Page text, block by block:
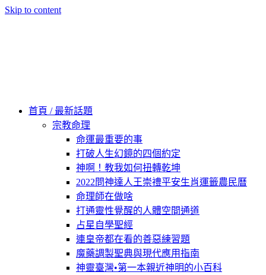
Skip to content
首頁 / 最新話題
宗教命理
命運最重要的事
打破人生幻鏡的四個約定
神啊！教我如何扭轉乾坤
2022問神達人王崇禮平安生肖運籤農民曆
命理師在做啥
打通靈性覺醒的人體空間通道
占星自學聖經
連皇帝都在看的善惡練習題
魔藥調製聖典與現代應用指南
神靈臺灣•第一本親近神明的小百科